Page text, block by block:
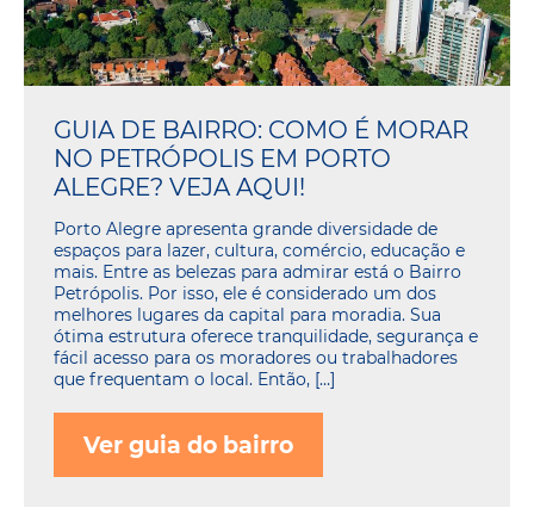
GUIA DE BAIRRO: COMO É MORAR
NO PETRÓPOLIS EM PORTO
ALEGRE? VEJA AQUI!
Porto Alegre apresenta grande diversidade de
espaços para lazer, cultura, comércio, educação e
mais. Entre as belezas para admirar está o Bairro
Petrópolis. Por isso, ele é considerado um dos
melhores lugares da capital para moradia. Sua
ótima estrutura oferece tranquilidade, segurança e
fácil acesso para os moradores ou trabalhadores
que frequentam o local. Então, […]
Ver guia do bairro